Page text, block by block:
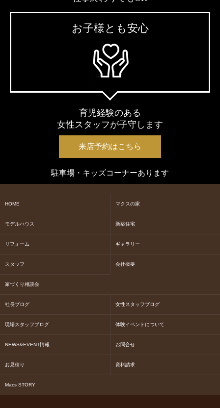
お子様とも安心
育児経験のある
女性スタッフが子守します
来店予約はこちら
駐車場・キッズコーナーあります
HOME マクスの家
モデルハウス 新築住宅
リフォーム ギャラリー
スタッフ 会社概要
家づくり相談会
社長ブログ 女性スタッフブログ
現場スタッフブログ 体験イベントについて
NEWS&EVENT情報 お問合せ
お見積り 資料請求
Macs STORY